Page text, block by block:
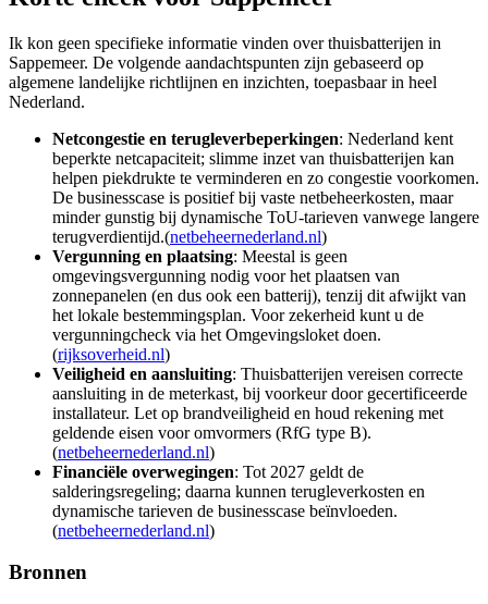
Ik kon geen specifieke informatie vinden over thuisbatterijen in
Sappemeer. De volgende aandachtspunten zijn gebaseerd op
algemene landelijke richtlijnen en inzichten, toepasbaar in heel
Nederland.
Netcongestie en terugleverbeperkingen: Nederland kent
beperkte netcapaciteit; slimme inzet van thuisbatterijen kan
helpen piekdrukte te verminderen en zo congestie voorkomen.
De businesscase is positief bij vaste netbeheerkosten, maar
minder gunstig bij dynamische ToU-tarieven vanwege langere
terugverdientijd.(netbeheernederland.nl)
Vergunning en plaatsing: Meestal is geen
omgevingsvergunning nodig voor het plaatsen van
zonnepanelen (en dus ook een batterij), tenzij dit afwijkt van
het lokale bestemmingsplan. Voor zekerheid kunt u de
vergunningcheck via het Omgevingsloket doen.
(rijksoverheid.nl)
Veiligheid en aansluiting: Thuisbatterijen vereisen correcte
aansluiting in de meterkast, bij voorkeur door gecertificeerde
installateur. Let op brandveiligheid en houd rekening met
geldende eisen voor omvormers (RfG type B).
(netbeheernederland.nl)
Financiële overwegingen: Tot 2027 geldt de
salderingsregeling; daarna kunnen terugleverkosten en
dynamische tarieven de businesscase beïnvloeden.
(netbeheernederland.nl)
Bronnen